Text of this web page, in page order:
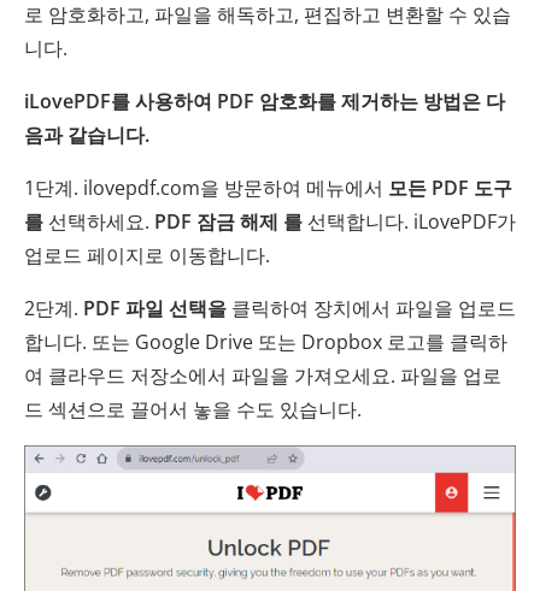
로 암호화하고, 파일을 해독하고, 편집하고 변환할 수 있습
니다.
iLovePDF를 사용하여 PDF 암호화를 제거하는 방법은 다
음과 같습니다.
1단계. ilovepdf.com을 방문하여 메뉴에서 모든 PDF 도구
를 선택하세요. PDF 잠금 해제 를 선택합니다. iLovePDF가
업로드 페이지로 이동합니다.
2단계. PDF 파일 선택을 클릭하여 장치에서 파일을 업로드
합니다. 또는 Google Drive 또는 Dropbox 로고를 클릭하
여 클라우드 저장소에서 파일을 가져오세요. 파일을 업로
드 섹션으로 끌어서 놓을 수도 있습니다.